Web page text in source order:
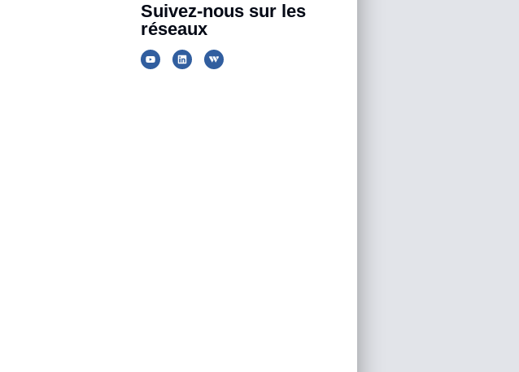
Suivez-nous sur les
réseaux